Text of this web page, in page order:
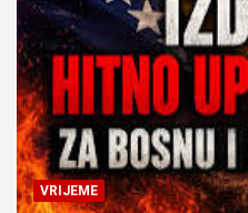
VRIJEME